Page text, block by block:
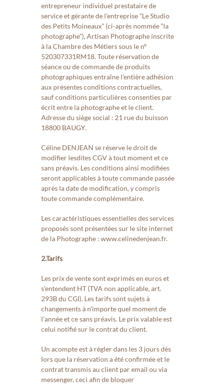
entrepreneur individuel prestataire de
service et gérante de l’entreprise ”Le Studio
des Petits Moineaux” (ci-après nommée “la
photographe”), Artisan Photographe inscrite
à la Chambre des Métiers sous le n°
520307331RM18. Toute réservation de
séance ou de commande de produits
photographiques entraîne l’entière adhésion
aux présentes conditions contractuelles,
sauf conditions particulières consenties par
écrit entre la photographe et le client.
Adresse du siège social : 21 rue du buisson
18800 BAUGY.
Céline DENJEAN se réserve le droit de
modifier lesdites CGV à tout moment et ce
sans préavis. Les conditions ainsi modifiées
seront applicables à toute commande passée
après la date de modification, y compris
toute commande complémentaire.
Les caractéristiques essentielles des services
proposés sont présentées sur le site internet
de la Photographe : www.celinedenjean.fr.
2.Tarifs
Les prix de vente sont exprimés en euros et
s’entendent HT (TVA non applicable, art.
293B du CGI). Les tarifs sont sujets à
changements à n’importe quel moment de
l’année et ce sans préavis. Le prix valable est
celui notifié sur le contrat du client.
Un acompte est à régler dans les 3 jours dès
lors que la réservation a été confirmée et le
contrat transmis au client par email ou via
messenger, ceci afin de bloquer